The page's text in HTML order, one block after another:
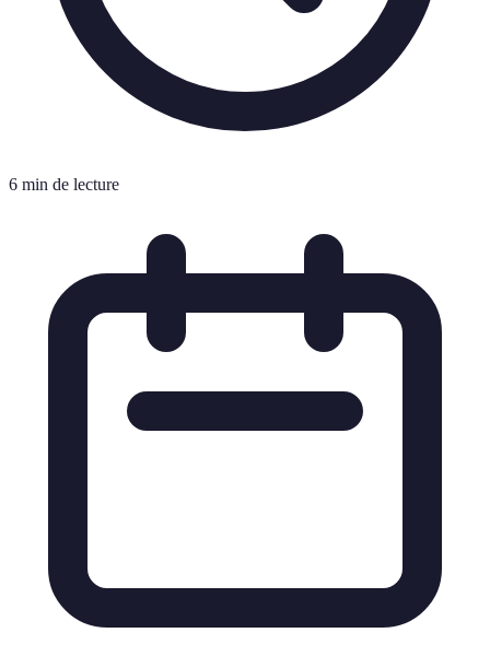
6 min de lecture